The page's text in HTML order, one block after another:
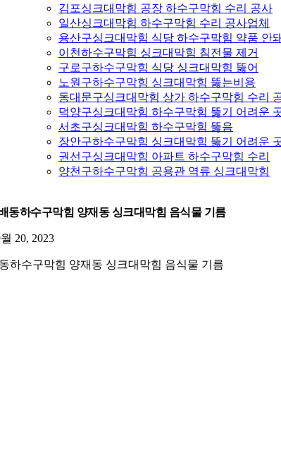
김포싱크대막힘 공장 하수구막힘 수리 공사
일산싱크대막힘 하수구막힘 수리 공사업체
용산구싱크대막힘 식당 하수구막힘 약품 안
이천하수구막힘 싱크대막힘 침전물 제거
구로구하수구막힘 식당 싱크대막힘 뚫어
노원구하수구막힘 싱크대막힘 뚫는비용
동대문구싱크대막힘 상가 하수구막힘 수리
덕양구싱크대막힘 하수구막힘 뚫기 어려운
서초구싱크대막힘 하수구막힘 뚫음
장안구하수구막힘 싱크대막힘 뚫기 어려운
권선구싱크대막힘 아파트 하수구막힘 수리
양천구하수구막힘 공용관 역류 싱크대막힘
동하수구막힘 양재동 싱크대막힘 음식물 기름
20, 2023
하수구막힘 양재동 싱크대막힘 음식물 기름